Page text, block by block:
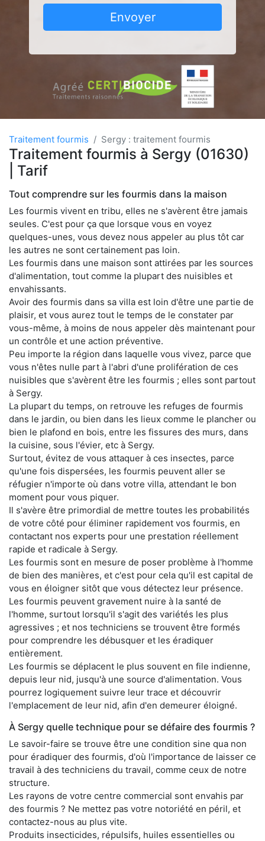
Envoyer
Traitement fourmis Sergy : traitement fourmis
Traitement fourmis à Sergy (01630)
| Tarif
Tout comprendre sur les fourmis dans la maison
Les fourmis vivent en tribu, elles ne s'avèrent être jamais
seules. C'est pour ça que lorsque vous en voyez
quelques-unes, vous devez nous appeler au plus tôt car
les autres ne sont certainement pas loin.
Les fourmis dans une maison sont attirées par les sources
d'alimentation, tout comme la plupart des nuisibles et
envahissants.
Avoir des fourmis dans sa villa est loin d'être une partie de
plaisir, et vous aurez tout le temps de le constater par
vous-même, à moins de nous appeler dès maintenant pour
un contrôle et une action préventive.
Peu importe la région dans laquelle vous vivez, parce que
vous n'êtes nulle part à l'abri d'une prolifération de ces
nuisibles que s'avèrent être les fourmis ; elles sont partout
à Sergy.
La plupart du temps, on retrouve les refuges de fourmis
dans le jardin, ou bien dans les lieux comme le plancher ou
bien le plafond en bois, entre les fissures des murs, dans
la cuisine, sous l'évier, etc à Sergy.
Surtout, évitez de vous attaquer à ces insectes, parce
qu'une fois dispersées, les fourmis peuvent aller se
réfugier n'importe où dans votre villa, attendant le bon
moment pour vous piquer.
Il s'avère être primordial de mettre toutes les probabilités
de votre côté pour éliminer rapidement vos fourmis, en
contactant nos experts pour une prestation réellement
rapide et radicale à Sergy.
Les fourmis sont en mesure de poser problème à l'homme
de bien des manières, et c'est pour cela qu'il est capital de
vous en éloigner sitôt que vous détectez leur présence.
Les fourmis peuvent gravement nuire à la santé de
l'homme, surtout lorsqu'il s'agit des variétés les plus
agressives ; et nos techniciens se trouvent être formés
pour comprendre les débusquer et les éradiquer
entièrement.
Les fourmis se déplacent le plus souvent en file indienne,
depuis leur nid, jusqu'à une source d'alimentation. Vous
pourrez logiquement suivre leur trace et découvrir
l'emplacement de leur nid, afin d'en demeurer éloigné.
À Sergy quelle technique pour se défaire des fourmis ?
Le savoir-faire se trouve être une condition sine qua non
pour éradiquer des fourmis, d'où l'importance de laisser ce
travail à des techniciens du travail, comme ceux de notre
structure.
Les rayons de votre centre commercial sont envahis par
des fourmis ? Ne mettez pas votre notoriété en péril, et
contactez-nous au plus vite.
Produits insecticides, répulsifs, huiles essentielles ou